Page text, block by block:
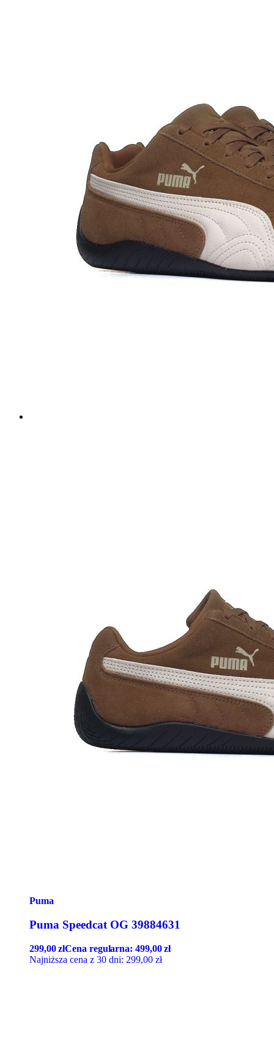
Puma
Puma Speedcat OG 39884631
299,00złCena regularna:499,00zł
Najniższa cena z 30 dni: 299,00 zł